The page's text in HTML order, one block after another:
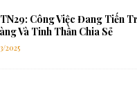
Công Việc Đang Tiến
Và Tinh Thần Chia Sẻ
2025